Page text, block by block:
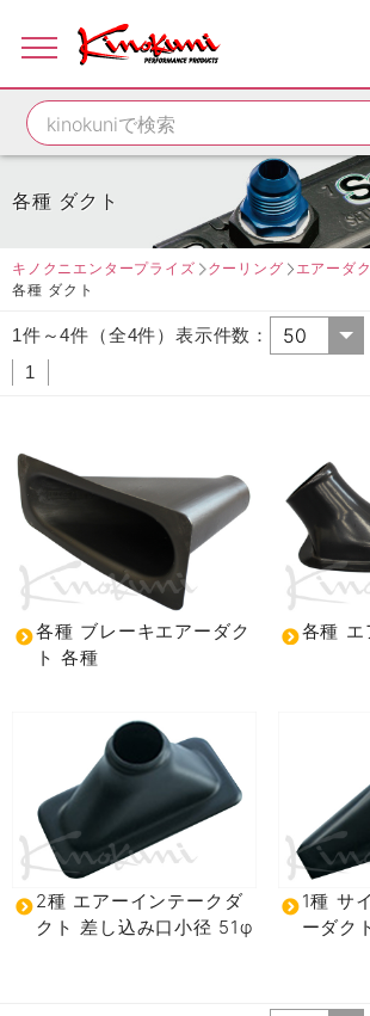
各種 ダクト
キノクニエンタープライズ クーリング エアーダ
各種 ダクト
1件～4件（全4件）表示件数：
1
各種 ブレーキエアーダク
ト 各種
各種 エ
2種 エアーインテークダ
クト 差し込み口小径 51φ
1種 サ
ーダク